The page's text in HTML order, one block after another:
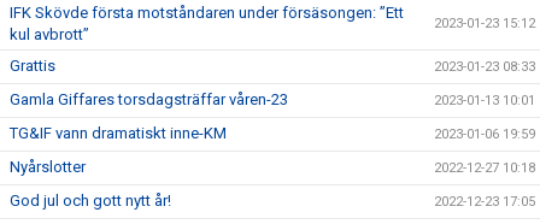
IFK Skövde första motståndaren under försäsongen: ”Ett
kul avbrott”
2023-01-23 15:12
Grattis 2023-01-23 08:33
Gamla Giffares torsdagsträffar våren-23 2023-01-13 10:01
TG&IF vann dramatiskt inne-KM 2023-01-06 19:59
Nyårslotter 2022-12-27 10:18
God jul och gott nytt år! 2022-12-23 17:05